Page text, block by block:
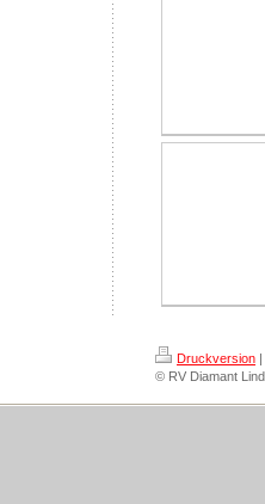
Druckversion |
© RV Diamant